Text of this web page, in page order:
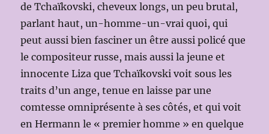
de Tchaïkovski, cheveux longs, un peu brutal,
parlant haut, un-homme-un-vrai quoi, qui
peut aussi bien fasciner un être aussi policé que
le compositeur russe, mais aussi la jeune et
innocente Liza que Tchaïkovski voit sous les
traits d’un ange, tenue en laisse par une
comtesse omniprésente à ses côtés, et qui voit
en Hermann le « premier homme » en quelque